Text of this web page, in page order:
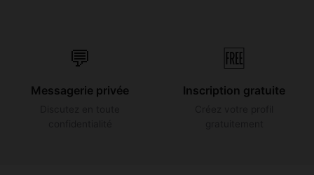
💬
Messagerie privée
🆓
Inscription gratuite